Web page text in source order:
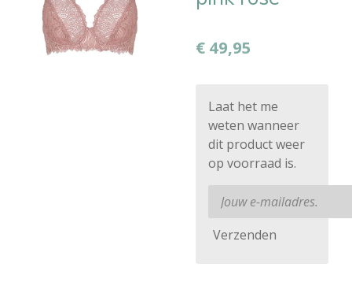
€ 49,95
Laat het me
weten wanneer
dit product weer
op voorraad is.
Verzenden